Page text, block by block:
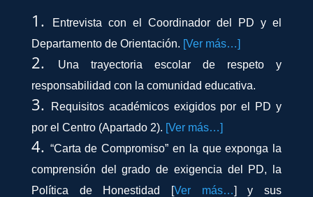
Entrevista con el Coordinador del PD y el
Departamento de Orientación. [Ver más…]
Una trayectoria escolar de respeto y
responsabilidad con la comunidad educativa.
Requisitos académicos exigidos por el PD y
por el Centro (Apartado 2). [Ver más…]
“Carta de Compromiso” en la que exponga la
comprensión del grado de exigencia del PD, la
Política de Honestidad [Ver más…] y sus